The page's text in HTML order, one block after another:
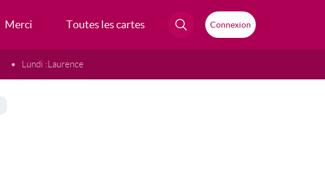
Merci Toutes les cartes Connexion
Lundi :Laurence